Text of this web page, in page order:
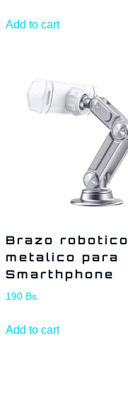
Add to cart
Brazo robotico
metalico para
Smarthphone
190 Bs.
Add to cart